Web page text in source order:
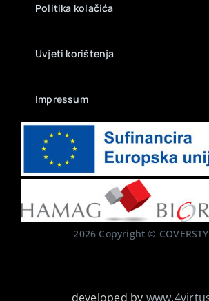
Politika kolačića
Uvjeti korištenja
Impressum
2026 Copyright ©
developed by